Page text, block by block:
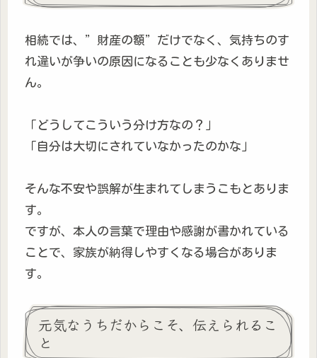
相続では、”財産の額”だけでなく、気持ちのす
れ違いが争いの原因になることも少なくありませ
ん。
「どうしてこういう分け方なの？」
「自分は大切にされていなかったのかな」
そんな不安や誤解が生まれてしまうこもとありま
す。
ですが、本人の言葉で理由や感謝が書かれている
ことで、家族が納得しやすくなる場合がありま
す。
元気なうちだからこそ、伝えられるこ
と